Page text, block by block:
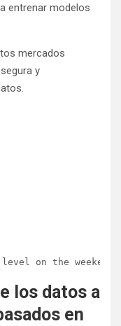
entrenar modelos
mercados
y
level on the
los datos a
​​en